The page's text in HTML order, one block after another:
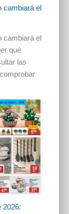
cambiará el
cambiará el
qué
las
2026: